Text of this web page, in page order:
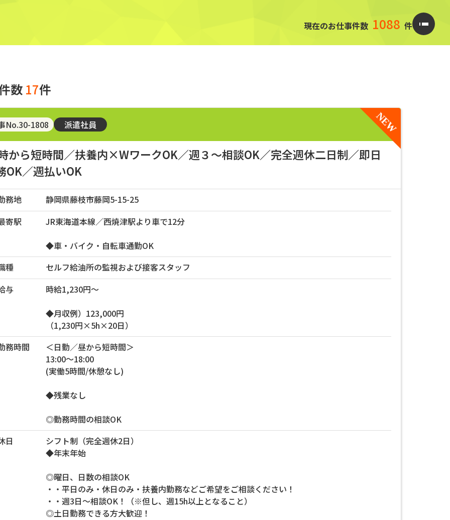
現在のお仕事件数 1088 件
数 17件
No.30-1808 派遣社員
から短時間／扶養内×WワークOK／週３～相談OK／完全週休二日制／即日
OK／週払いOK
務地
静岡県藤枝市藤岡5-15-25
寄駅
JR東海道本線／西焼津駅より車で12分
◆車・バイク・自転車通勤OK
種
セルフ給油所の監視および接客スタッフ
与
時給1,230円～
◆月収例）123,000円
（1,230円×5h×20日）
務時間
＜日勤／昼から短時間＞
13:00～18:00
(実働5時間/休憩なし)
◆残業なし
◎勤務時間の相談OK
日
シフト制（完全週休2日）
◆年末年始
◎曜日、日数の相談OK
・・平日のみ・休日のみ・扶養内勤務などご希望をご相談ください！
・・週3日～相談OK！（※但し、週15h以上となること）
◎土日勤務できる方大歓迎！